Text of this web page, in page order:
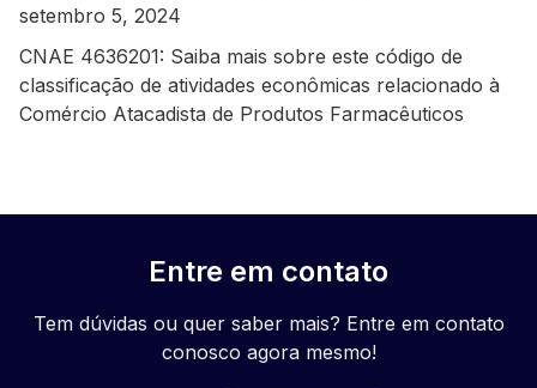
setembro 5, 2024
CNAE 4636201: Saiba mais sobre este código de
classificação de atividades econômicas relacionado à
Comércio Atacadista de Produtos Farmacêuticos
Entre em contato
Tem dúvidas ou quer saber mais? Entre em contato
conosco agora mesmo!